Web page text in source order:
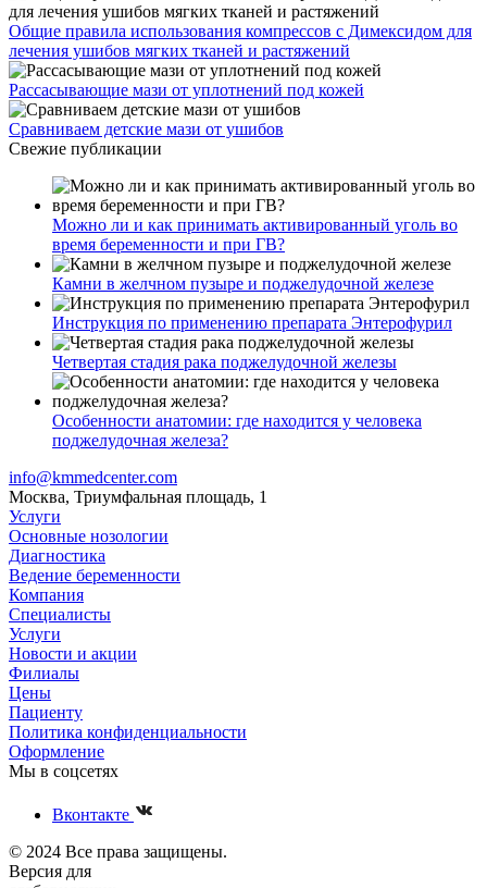
Общие правила использования компрессов с Димексидом для
лечения ушибов мягких тканей и растяжений
Рассасывающие мази от уплотнений под кожей
Сравниваем детские мази от ушибов
Свежие публикации
Можно ли и как принимать активированный уголь во
время беременности и при ГВ?
Камни в желчном пузыре и поджелудочной железе
Инструкция по применению препарата Энтерофурил
Четвертая стадия рака поджелудочной железы
Особенности анатомии: где находится у человека
поджелудочная железа?
info@kmmedcenter.com
Москва, Триумфальная площадь, 1
Услуги
Основные нозологии
Диагностика
Ведение беременности
Компания
Специалисты
Услуги
Новости и акции
Филиалы
Цены
Пациенту
Политика конфиденциальности
Оформление
Мы в соцсетях
Вконтакте
© 2024 Все права защищены.
Версия для